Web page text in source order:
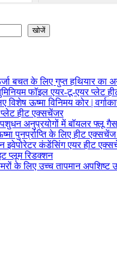
खोजें
बचत के लिए गुप्त हथियार का
फॉइल एयर-टू-एयर प्लेट
ऊष्मा विनिमय कोर |
हीट एक्सचेंजर
अनुप्रयोगों में बॉयलर फ्लू
पुनर्प्राप्ति के लिए हीट
इवेपोरेटर कंडेंसिंग एयर हीट
प्लूम रिडक्शन
के लिए उच्च तापमान अपशिष्ट